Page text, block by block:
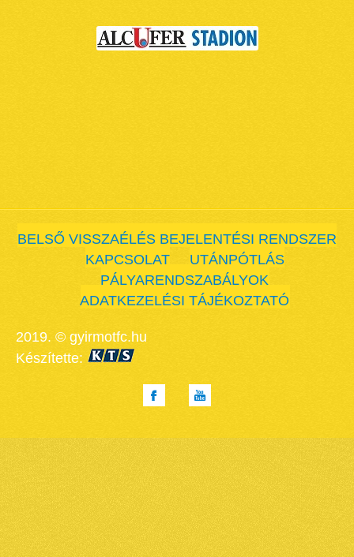
BELSŐ VISSZAÉLÉS BEJELENTÉSI RENDSZER
KAPCSOLAT
UTÁNPÓTLÁS
PÁLYARENDSZABÁLYOK
ADATKEZELÉSI TÁJÉKOZTATÓ
2019. © gyirmotfc.hu
Készítette: